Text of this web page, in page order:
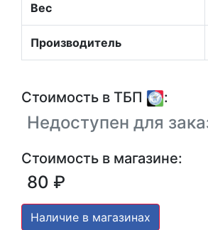
Вес
Производитель
Стоимость в ТБП :
Недоступен для
Стоимость в магазине:
80 ₽
Наличие в магазинах